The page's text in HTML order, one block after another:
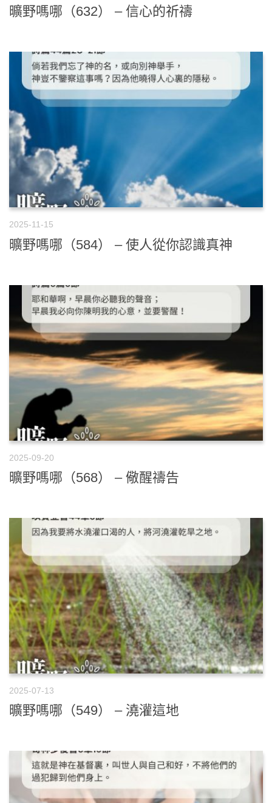
曠野嗎哪（632） – 信心的祈禱
2025-11-15
曠野嗎哪（584） – 使人從你認識真神
2025-09-20
曠野嗎哪（568） – 儆醒禱告
2025-07-13
曠野嗎哪（549） – 澆灌這地